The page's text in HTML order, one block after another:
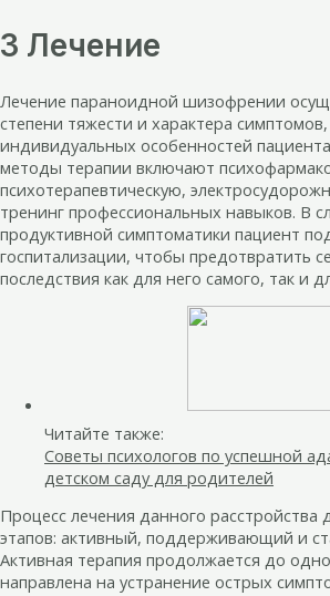
3 Лечение
Лечение параноидной шизофрении
степени тяжести и характера
индивидуальных особенностей
методы терапии включают
психотерапевтическую,
тренинг профессиональных навыков. В
продуктивной симптоматики пациент
госпитализации, чтобы предотвратить
последствия как для него самого, так и
Читайте также:
Советы психологов по успешной
детском саду для родителей
Процесс лечения данного расстройства
этапов: активный, поддерживающий и
Активная терапия продолжается до
направлена на устранение острых